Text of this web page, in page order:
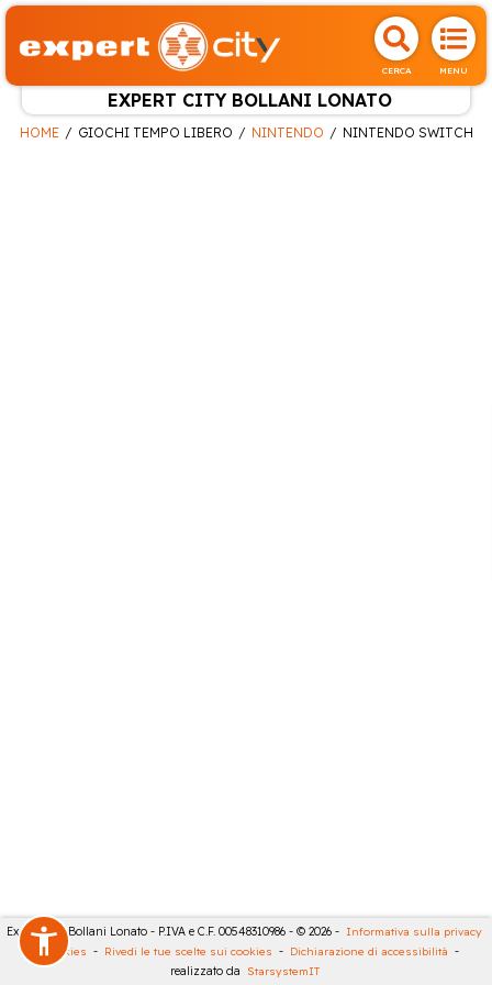
CERCA MENU
EXPERT CITY BOLLANI LONATO
HOME GIOCHI TEMPO LIBERO NINTENDO NINTENDO SWITCH
Expert City Bollani Lonato - P.IVA e C.F. 00548310986 - © 2026 - Informativa sulla privacy
Cookies - Rivedi le tue scelte sui cookies - Dichiarazione di accessibilità -
realizzato da StarsystemIT